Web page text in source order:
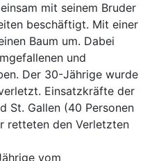
mit seinem Bruder
beschäftigt. Mit einer
Baum um. Dabei
und
Der 30-Jährige wurde
Einsatzkräfte der
St. Gallen (40 Personen
retteten den Verletzten
vom